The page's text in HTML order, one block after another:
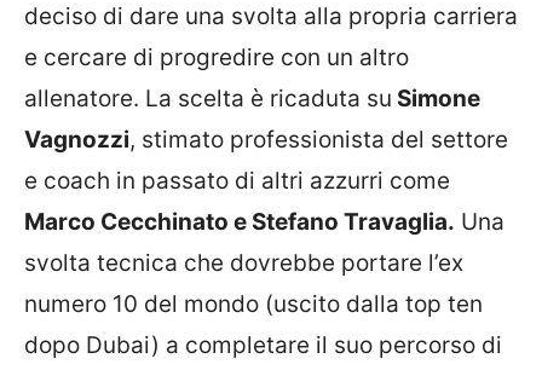
deciso di dare una svolta alla propria carriera
e cercare di progredire con un altro
allenatore. La scelta è ricaduta su Simone
Vagnozzi, stimato professionista del settore
e coach in passato di altri azzurri come
Marco Cecchinato e Stefano Travaglia. Una
svolta tecnica che dovrebbe portare l’ex
numero 10 del mondo (uscito dalla top ten
dopo Dubai) a completare il suo percorso di